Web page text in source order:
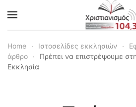
Skip to main content
Home Ιστοσελίδες εκκλησιών
άρθρο
Πρέπει να επιστρέψουμε
Εκκλησία